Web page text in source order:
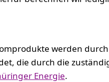
werden
die durch die
Energie.